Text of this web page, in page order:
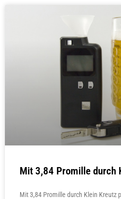
Mit 3,84 Promille durch
Mit 3,84 Promille durch Klein Kreutz